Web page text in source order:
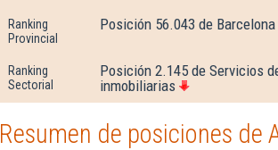
Ranking
Provincial
Posición 56.043 de Barcelona
Ranking
Sectorial
Posición 2.145 de Servicios
inmobiliarias
Resumen de posiciones de